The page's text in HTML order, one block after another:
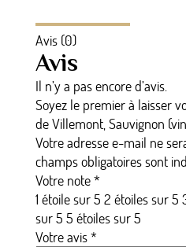
Avis (0)
Avis
Il n’y a pas encore d’avis.
Soyez le premier à laisser
de Villemont, Sauvignon
Votre adresse e-mail ne
champs obligatoires sont
Votre note*
1 étoile sur 5 2 étoiles sur 5
sur 5 5 étoiles sur 5
Votre avis*